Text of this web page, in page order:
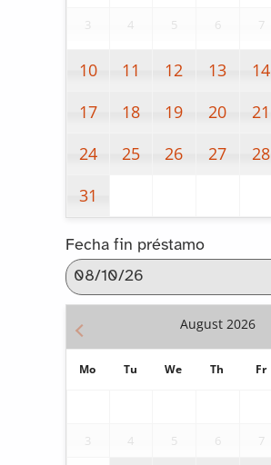
3 4 5 6 7
10
11 12 13 14
17
18 19 20 21
24
25 26 27 28
31
Fecha fin préstamo
August 2026
Mo Tu We Th Fr
3 4 5 6 7